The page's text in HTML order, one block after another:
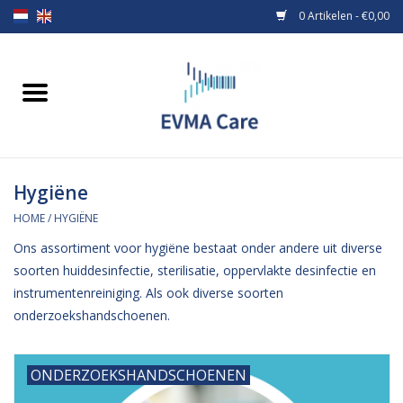
0 Artikelen - €0,00
Home
Borstvoeding
MiniONE Button
Verbruiksmaterialen
Hygiëne
HOME/ HYGIËNE
Ons assortiment voor hygiëne bestaat onder andere uit diverse
soorten huiddesinfectie, sterilisatie, oppervlakte desinfectie en
instrumentenreiniging. Als ook diverse soorten
onderzoekshandschoenen.
ONDERZOEKSHANDSCHOENEN